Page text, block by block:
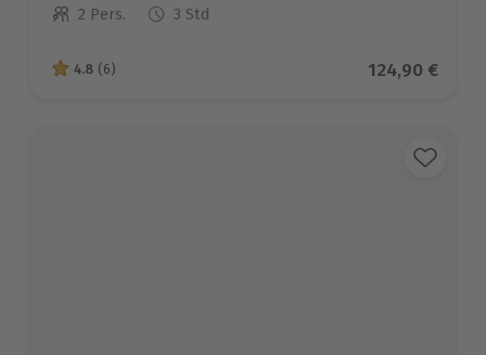
Anzahl der Teilnehmer
2 Pers. 3 Std
4.8 von 5 Sternen basierend auf 6 Bewertungen
4.8 (6) Aktueller
124,90 €